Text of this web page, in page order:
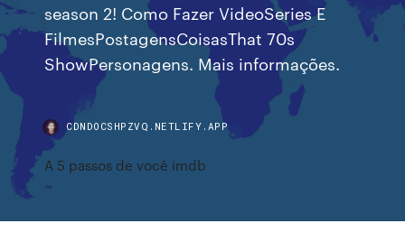
season 2! Como Fazer VideoSeries E
FilmesPostagensCoisasThat 70s
ShowPersonagens. Mais informações.
CDNDOCSHPZVQ.NETLIFY.APP
A 5 passos de você imdb